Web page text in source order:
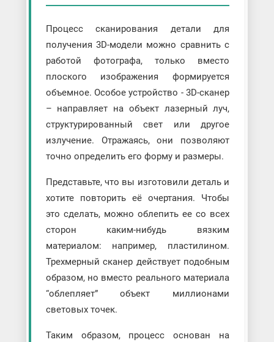
Процесс сканирования детали для
получения 3D-модели можно сравнить с
работой фотографа, только вместо
плоского изображения формируется
объемное. Особое устройство - 3D-сканер
– направляет на объект лазерный луч,
структурированный свет или другое
излучение. Отражаясь, они позволяют
точно определить его форму и размеры.
Представьте, что вы изготовили деталь и
хотите повторить её очертания. Чтобы
это сделать, можно облепить ее со всех
сторон каким-нибудь вязким
материалом: например, пластилином.
Трехмерный сканер действует подобным
образом, но вместо реального материала
“облепляет” объект миллионами
световых точек.
Таким образом, процесс основан на